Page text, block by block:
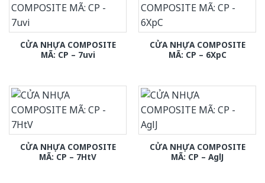
CỬA NHỰA COMPOSITE
MÃ: CP – 7uvi
CỬA NHỰA COMPOSITE
MÃ: CP – 6XpC
CỬA NHỰA COMPOSITE
MÃ: CP – 7HtV
CỬA NHỰA COMPOSITE
MÃ: CP – AglJ